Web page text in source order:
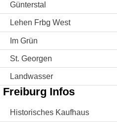
Günterstal
Lehen Frbg West
Im Grün
St. Georgen
Landwasser
Freiburg Infos
Historisches Kaufhaus